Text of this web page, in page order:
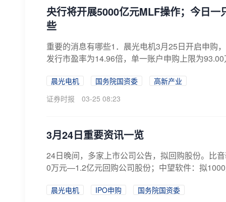
央行将开展5000亿元MLF操作；今日
些
重要的消息有哪些1．晨光电机3月25日开启申购
发行市盈率为14.96倍，单一账户申购上限为
晨光电机 国务院国资委
高新产业
证券时报
03-25 08:23
3月24日重要资讯一览
24日晚间，多家上市公司公告，拟回购股份。比
0万元—1.2亿元回购公司股份；中望软件：拟
晨光电机 IPO申购
国务院国资委